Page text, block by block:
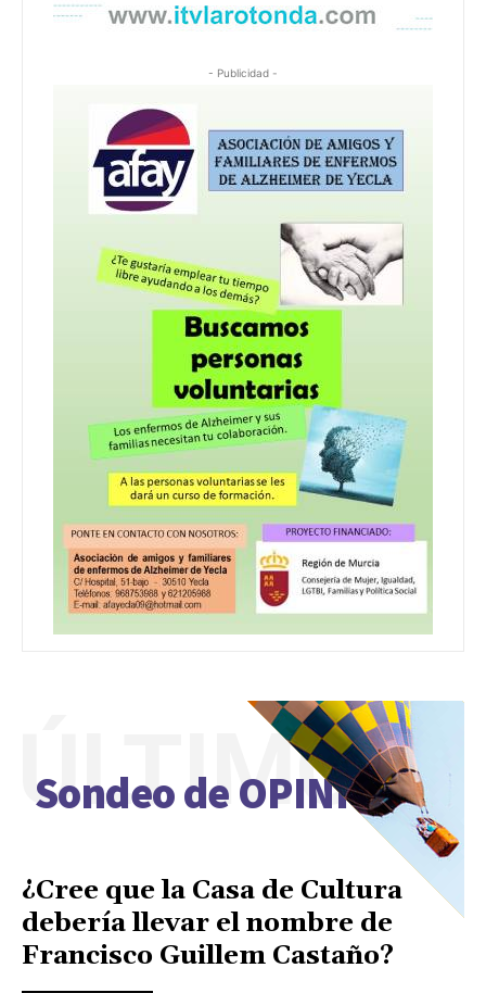
- Publicidad -
Sondeo de OPINIÓN
ÚLTIMO
¿Cree que la Casa de Cultura
debería llevar el nombre de
Francisco Guillem Castaño?